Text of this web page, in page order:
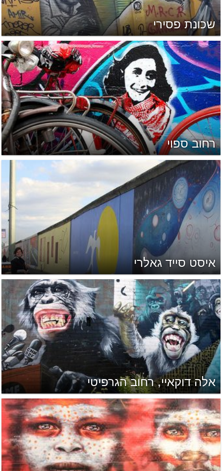
שכונת פסירי
רחוב ספוי
איסט סייד גאלרי
אלה דוקאיי, רחוב הגרפיטי